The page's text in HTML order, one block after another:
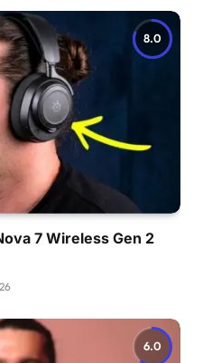
8.0
7 Wireless Gen 2
6.0